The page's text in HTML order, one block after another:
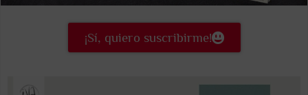
¡Sí, quiero suscribirme!